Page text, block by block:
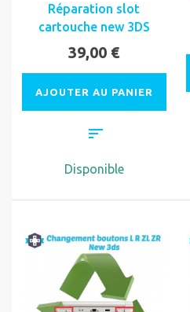
Réparation slot
cartouche new 3DS
39,00 €
AJOUTER AU PANIER
Disponible